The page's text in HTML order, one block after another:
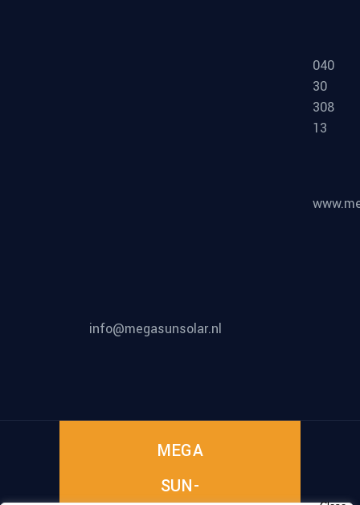
040
30
308
13
info@megasunsolar.nl
MEGA
SUN-